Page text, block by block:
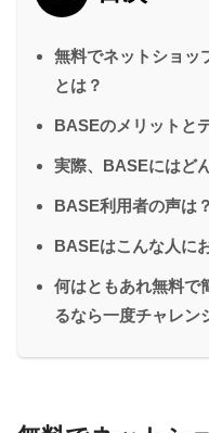
無料でネットショッ
とは？
BASEのメリットと
実際、BASEにはど
BASE利用者の声は
BASEはこんな人に
何はともあれ無料で
るなら一度チャレン